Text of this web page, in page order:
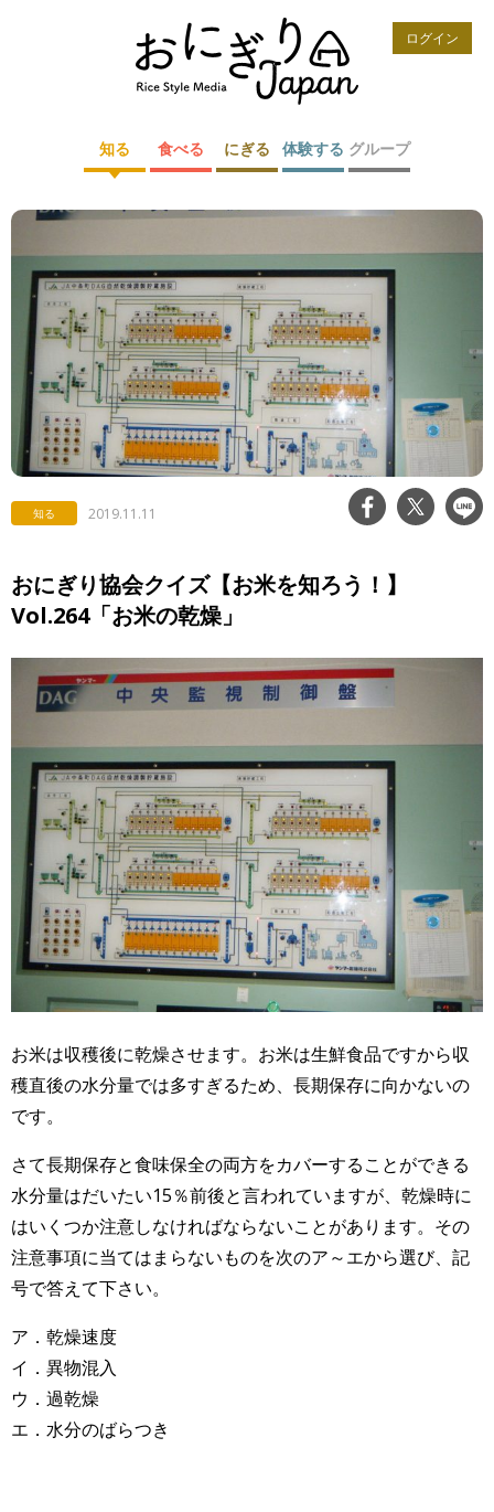
ログイン
知る 食べる にぎる 体験する グループ
知る 2019.11.11
おにぎり協会クイズ【お米を知ろう！】
Vol.264「お米の乾燥」
お米は収穫後に乾燥させます。お米は生鮮食品ですから収
穫直後の水分量では多すぎるため、長期保存に向かないの
です。
さて長期保存と食味保全の両方をカバーすることができる
水分量はだいたい15％前後と言われていますが、乾燥時に
はいくつか注意しなければならないことがあります。その
注意事項に当てはまらないものを次のア～エから選び、記
号で答えて下さい。
ア．乾燥速度
イ．異物混入
ウ．過乾燥
エ．水分のばらつき